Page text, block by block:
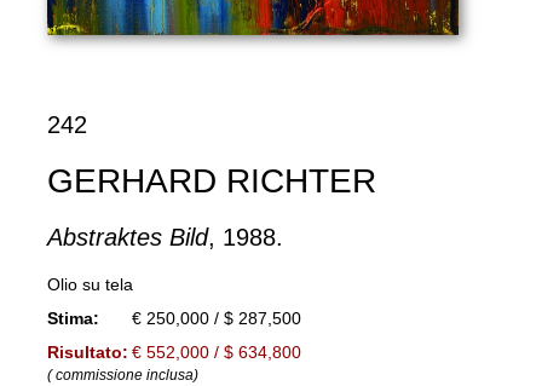
242
GERHARD RICHTER
Abstraktes Bild, 1988.
Olio su tela
Stima:
€ 250,000 / $ 287,500
Risultato: € 552,000 / $ 634,800
( commissione inclusa)